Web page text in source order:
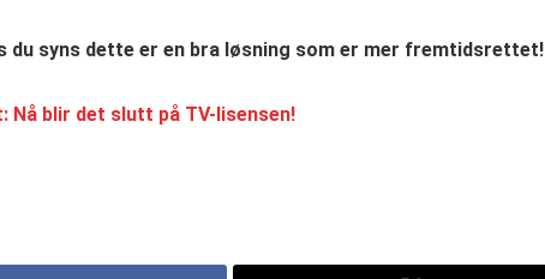
du syns dette er en bra løsning som er mer fremtidsrettet!
Nå blir det slutt på TV-lisensen!